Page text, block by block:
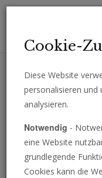
Erhalten Sie wichtige
Cookie-
Diese Website
personalisieren und
analysieren.
Notwendig -
eine Website
grundlegende
Cookies kann die